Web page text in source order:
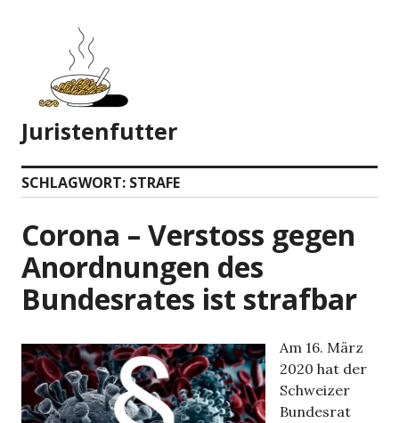
springen
Juristenfutter
SCHLAGWORT: STRAFE
Corona – Verstoss gegen
Anordnungen des
Bundesrates ist strafbar
Am 16. März
2020 hat der
Schweizer
Bundesrat